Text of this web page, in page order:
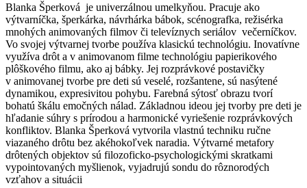
Blanka Šperková je univerzálnou umelkyňou. Pracuje ako
výtvarníčka, šperkárka, návrhárka bábok, scénografka, režisérka
mnohých animovaných filmov či televíznych seriálov večerníčkov.
Vo svojej výtvarnej tvorbe používa klasickú technológiu. Inovatívne
využíva drôt a v animovanom filme technológiu papierikového
plôškového filmu, ako aj bábky. Jej rozprávkové postavičky
v animovanej tvorbe pre deti sú veselé, rozšantene, sú nasýtené
dynamikou, expresivitou pohybu. Farebná sýtosť obrazu tvorí
bohatú škálu emočných nálad. Základnou ideou jej tvorby pre deti je
hľadanie súhry s prírodou a harmonické vyriešenie rozprávkových
konfliktov. Blanka Šperková vytvorila vlastnú techniku ručne
viazaného drôtu bez akéhokoľvek naradia. Výtvarné metafory
drôtených objektov sú filozoficko-psychologickými skratkami
vypointovaných myšlienok, vyjadrujú sondu do rôznorodých
vzťahov a situácii